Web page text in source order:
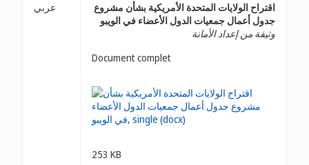
عربي
اقتراح الولايات المتحدة الأمريكية بشأن مشروع
جدول أعمال جمعيات الدول الأعضاء في الويبو
وثيقة من إعداد الأمانة
Document complet
253 KB